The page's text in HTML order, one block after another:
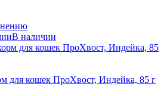
В наличии
для кошек ПроХвост, Индейка, 85 г